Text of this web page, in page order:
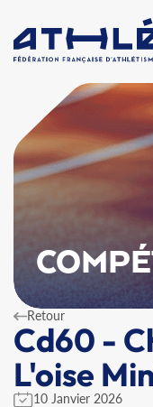
Retour
Cd60 -
L'oise
10 Janvier 2026